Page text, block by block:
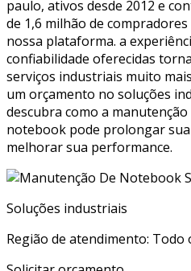
paulo, ativos desde 2012 e
de 1,6 milhão de
nossa plataforma. a
confiabilidade oferecidas
serviços industriais muito
um orçamento no soluções
descubra como a
notebook pode prolongar
melhorar sua performance.
Soluções industriais
Região de atendimento: Todo